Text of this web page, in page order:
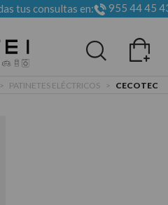
tus consultas en: 955 44 45
> PATINETES ELÉCTRICOS > CECOTEC